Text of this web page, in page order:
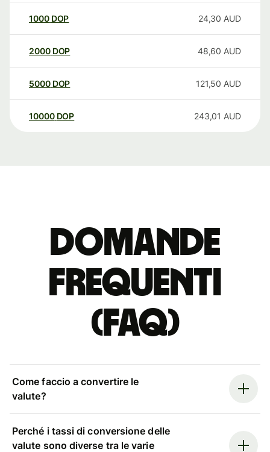
1000 DOP 24,30 AUD
2000 DOP 48,60 AUD
5000 DOP 121,50 AUD
10000 DOP 243,01 AUD
Domande
Frequenti
(FAQ)
Come faccio a convertire le
valute?
Perché i tassi di conversione delle
valute sono diverse tra le varie